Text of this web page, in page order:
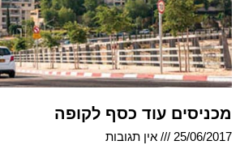
מכניסים עוד כסף לקופה
25/06/2017
אין תגובות